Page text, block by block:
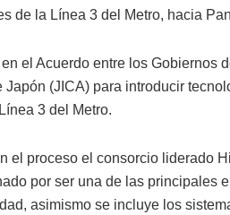
de la Línea 3 del Metro, hacia
el Acuerdo entre los Gobiernos
(JICA) para introducir
3 del Metro.
el proceso el consorcio liderado
por ser una de las principales
asimismo se incluye los